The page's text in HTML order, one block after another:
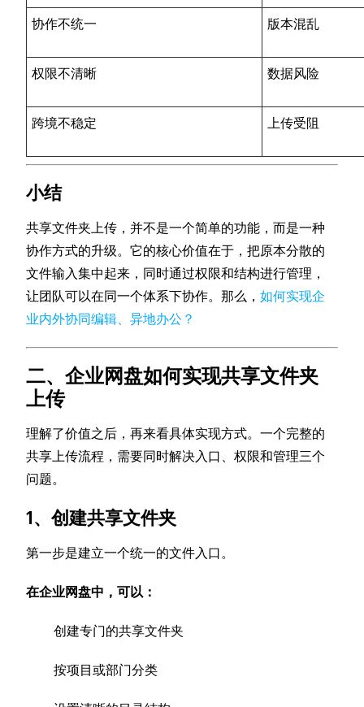
协作不统一 版本混乱
权限不清晰 数据风险
跨境不稳定 上传受阻
小结
共享文件夹上传，并不是一个简单的功能，而是一种
协作方式的升级。它的核心价值在于，把原本分散的
文件输入集中起来，同时通过权限和结构进行管理，
让团队可以在同一个体系下协作。那么，如何实现企
业内外协同编辑、异地办公？
二、企业网盘如何实现共享文件夹
上传
理解了价值之后，再来看具体实现方式。一个完整的
共享上传流程，需要同时解决入口、权限和管理三个
问题。
1、创建共享文件夹
第一步是建立一个统一的文件入口。
在企业网盘中，可以：
创建专门的共享文件夹
按项目或部门分类